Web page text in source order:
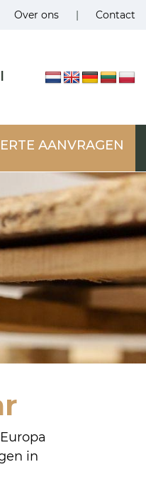
Over ons | Contact
AANVRAGEN
in